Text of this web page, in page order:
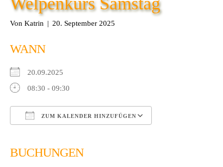
Von Katrin | 20. September 2025
WANN
20.09.2025
08:30 - 09:30
ZUM KALENDER HINZUFÜGEN
BUCHUNGEN